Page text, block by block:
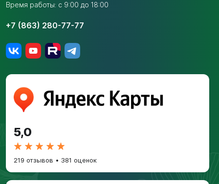
Время работы: с 9:00 до 18:00
+7 (863) 280-77-77
5,0
219 отзывов • 381 оценок